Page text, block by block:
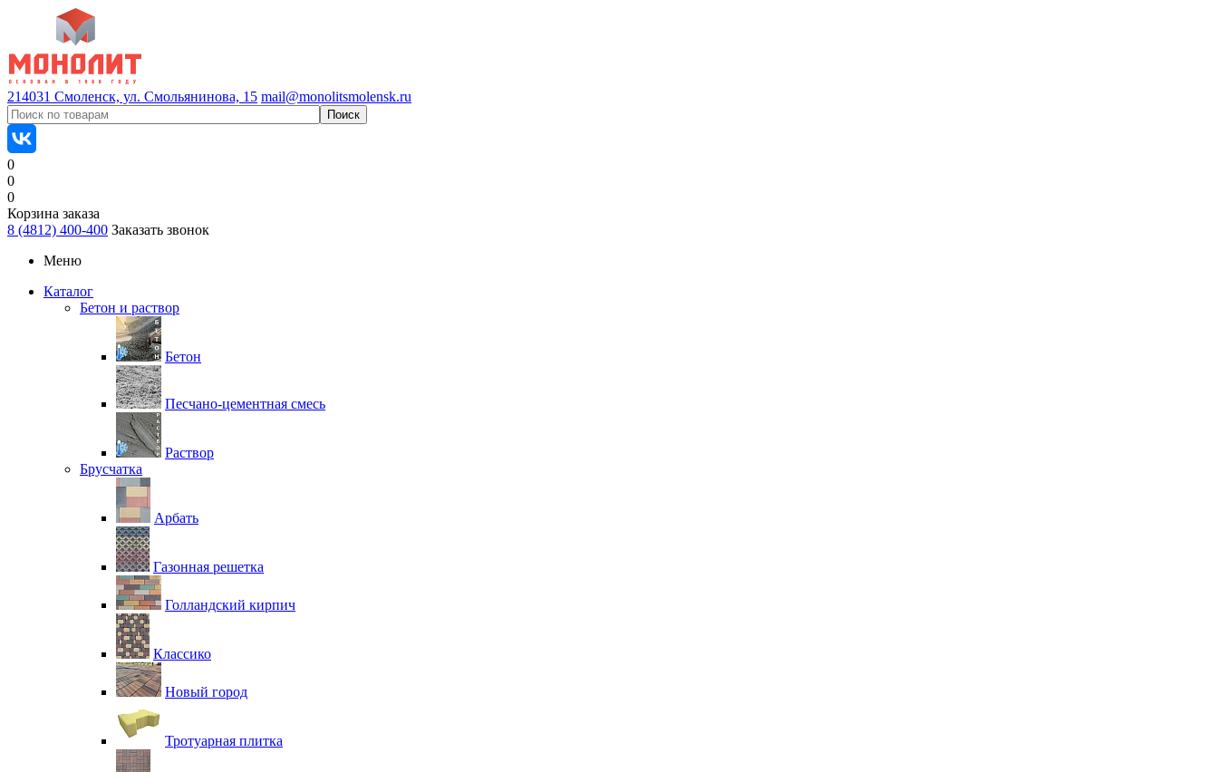
214031 Смоленск, ул. Смольянинова, 15 mail@monolitsmolensk.ru
0
0
0
Корзина заказа
8 (4812) 400-400 Заказать звонок
Меню
Каталог
Бетон и раствор
Бетон
Песчано-цементная смесь
Раствор
Брусчатка
Арбать
Газонная решетка
Голландский кирпич
Классико
Новый город
Тротуарная плитка